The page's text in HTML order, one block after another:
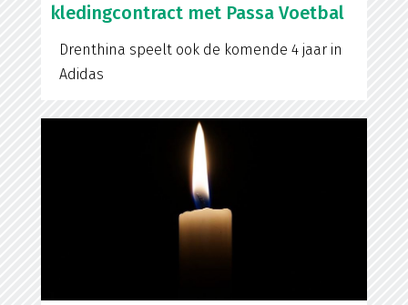
kledingcontract met Passa Voetbal
Drenthina speelt ook de komende 4 jaar in
Adidas